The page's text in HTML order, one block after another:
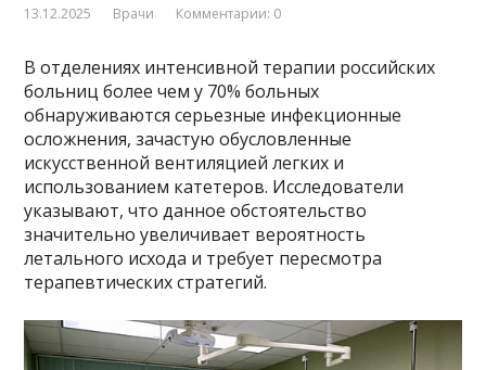
13.12.2025 Врачи Комментарии: 0
В отделениях интенсивной терапии российских
больниц более чем у 70% больных
обнаруживаются серьезные инфекционные
осложнения, зачастую обусловленные
искусственной вентиляцией легких и
использованием катетеров. Исследователи
указывают, что данное обстоятельство
значительно увеличивает вероятность
летального исхода и требует пересмотра
терапевтических стратегий.